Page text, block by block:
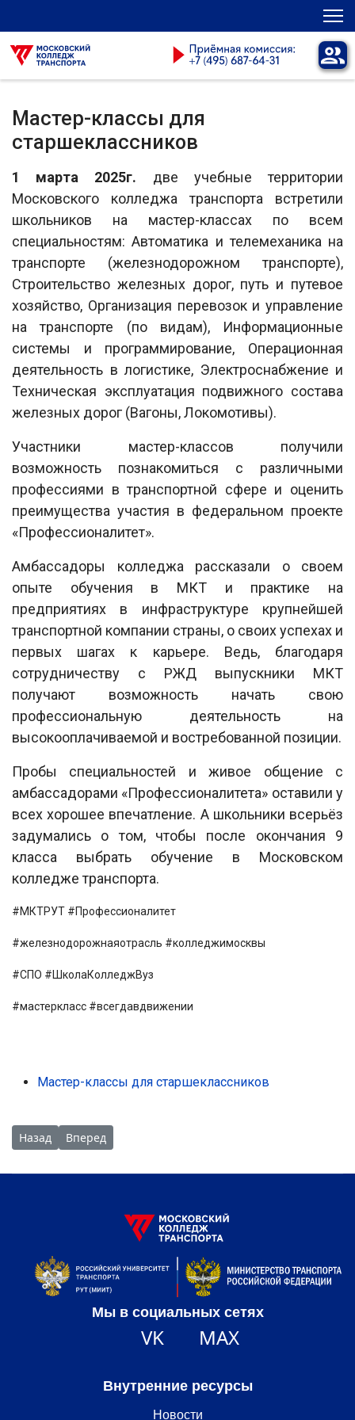
Мастер-классы для
старшеклассников
1 марта 2025г. две учебные территории
Московского колледжа транспорта встретили
школьников на мастер-классах по всем
специальностям: Автоматика и телемеханика на
транспорте (железнодорожном транспорте),
Строительство железных дорог, путь и путевое
хозяйство, Организация перевозок и управление
на транспорте (по видам), Информационные
системы и программирование, Операционная
деятельность в логистике, Электроснабжение и
Техническая эксплуатация подвижного состава
железных дорог (Вагоны, Локомотивы).
Участники мастер-классов получили
возможность познакомиться с различными
профессиями в транспортной сфере и оценить
преимущества участия в федеральном проекте
«Профессионалитет».
Амбассадоры колледжа рассказали о своем
опыте обучения в МКТ и практике на
предприятиях в инфраструктуре крупнейшей
транспортной компании страны, о своих успехах и
первых шагах к карьере. Ведь, благодаря
сотрудничеству с РЖД выпускники МКТ
получают возможность начать свою
профессиональную деятельность на
высокооплачиваемой и востребованной позиции.
Пробы специальностей и живое общение с
амбассадорами «Профессионалитета» оставили у
всех хорошее впечатление. А школьники всерьёз
задумались о том, чтобы после окончания 9
класса выбрать обучение в Московском
колледже транспорта.
#МКТРУТ #Профессионалитет
#железнодорожнаяотрасль #колледжимосквы
#СПО #ШколаКолледжВуз
#мастеркласс #всегдавдвижении
Мастер-классы для старшеклассников
Предыдущий: МАСТЕР-КЛАССЫ в МКТ РУТ (МИИТ) 29-03-2025
Назад Следующий: Традиционная донорская акция «От
Вперед
Мы в социальных сетях
VK MAX
Внутренние ресурсы
Новости